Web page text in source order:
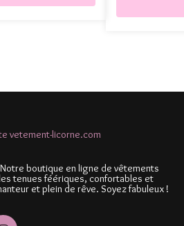
boutique en ligne de vêtements
tenues féériques, confortables et
et plein de rêve. Soyez fabuleux !